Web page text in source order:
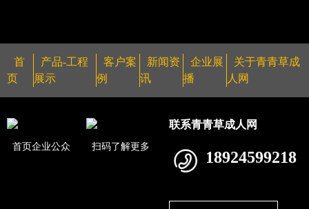
首
页
产品-工程
展示
客户案
例
新闻资
讯
企业展
播
关于青青草成
人网
首页企业公众 扫码了解更多
联系青青草成人网
18924599218